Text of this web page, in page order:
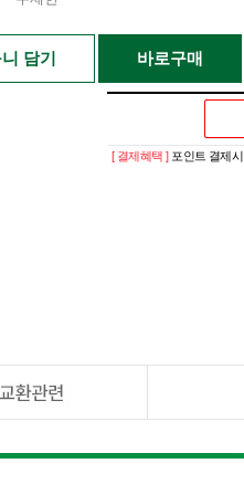
담기 바로구매
[ 결제혜택 ] 포인트 결제